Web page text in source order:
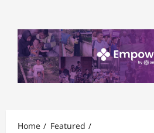
content
Home
Featured